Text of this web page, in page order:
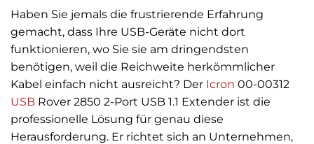
Haben Sie jemals die frustrierende Erfahrung
gemacht, dass Ihre USB-Geräte nicht dort
funktionieren, wo Sie sie am dringendsten
benötigen, weil die Reichweite herkömmlicher
Kabel einfach nicht ausreicht? Der Icron 00-00312
USB Rover 2850 2-Port USB 1.1 Extender ist die
professionelle Lösung für genau diese
Herausforderung. Er richtet sich an Unternehmen,